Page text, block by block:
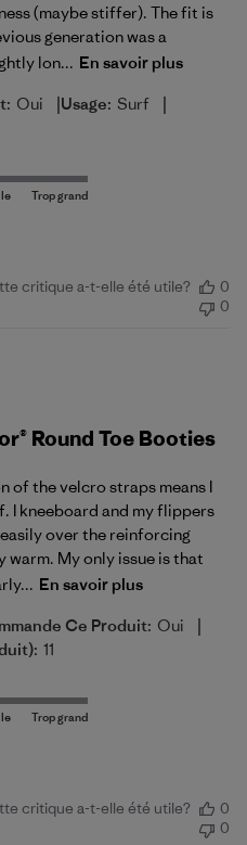
(maybe stiffer). The fit is
generation was a
lon... En savoir plus
Oui |Usage: Surf |
critique a-t-elle été utile?
0
0
Round Toe Booties
of the velcro straps means I
I kneeboard and my flippers
over the reinforcing
warm. My only issue is that
En savoir plus
Ce Produit: Oui |
11
critique a-t-elle été utile?
0
0